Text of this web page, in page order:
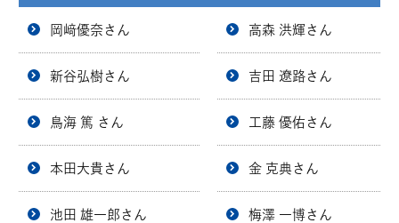
岡﨑優奈さん
新谷弘樹さん
鳥海 篤 さん
本田大貴さん
池田 雄一郎さん
高森 洪輝さん
吉田 遼路さん
工藤 優佑さん
金 克典さん
梅澤 一博さん